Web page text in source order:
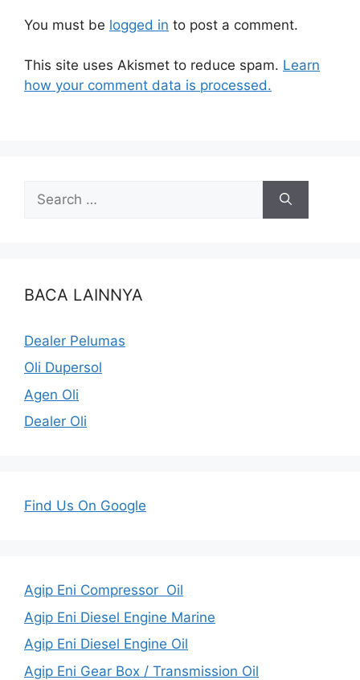
You must be logged in to post a comment.
This site uses Akismet to reduce spam. Learn
how your comment data is processed.
BACA LAINNYA
Dealer Pelumas
Oli Dupersol
Agen Oli
Dealer Oli
Find Us On Google
Agip Eni Compressor Oil
Agip Eni Diesel Engine Marine
Agip Eni Diesel Engine Oil
Agip Eni Gear Box / Transmission Oil